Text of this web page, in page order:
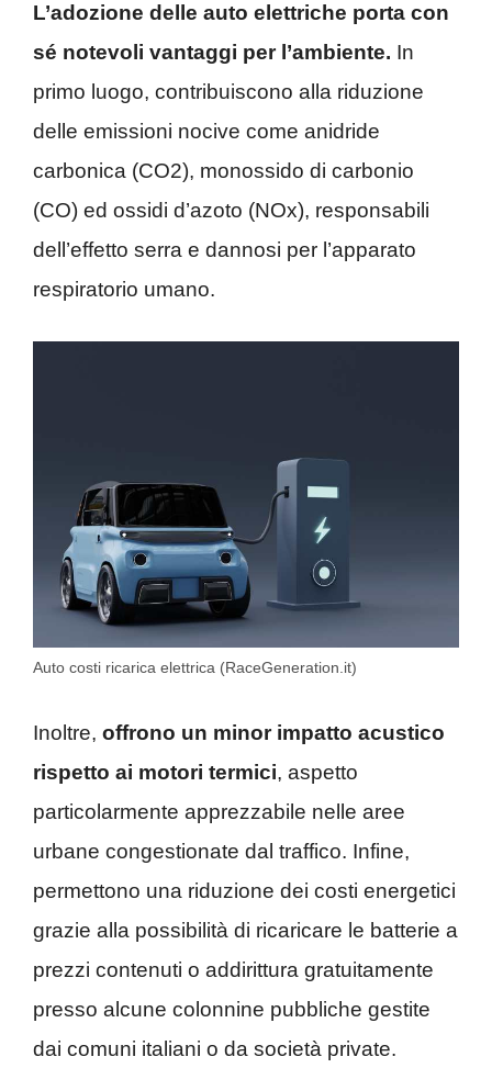
L’adozione delle auto elettriche porta con
sé notevoli vantaggi per l’ambiente. In
primo luogo, contribuiscono alla riduzione
delle emissioni nocive come anidride
carbonica (CO2), monossido di carbonio
(CO) ed ossidi d’azoto (NOx), responsabili
dell’effetto serra e dannosi per l’apparato
respiratorio umano.
Auto costi ricarica elettrica (RaceGeneration.it)
Inoltre, offrono un minor impatto acustico
rispetto ai motori termici, aspetto
particolarmente apprezzabile nelle aree
urbane congestionate dal traffico. Infine,
permettono una riduzione dei costi energetici
grazie alla possibilità di ricaricare le batterie a
prezzi contenuti o addirittura gratuitamente
presso alcune colonnine pubbliche gestite
dai comuni italiani o da società private.